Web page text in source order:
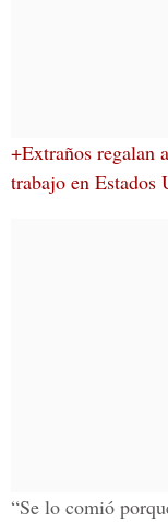
+Extraños regalan
trabajo en Estados
“Se lo comió